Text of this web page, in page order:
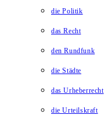
die Politik
das Recht
den Rundfunk
die Städte
das Urheberrecht
die Urteilskraft